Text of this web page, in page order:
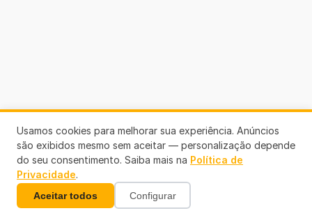
Usamos cookies para melhorar sua experiência. Anúncios
são exibidos mesmo sem aceitar — personalização depende
do seu consentimento. Saiba mais na Política de
Privacidade.
Aceitar todos Configurar